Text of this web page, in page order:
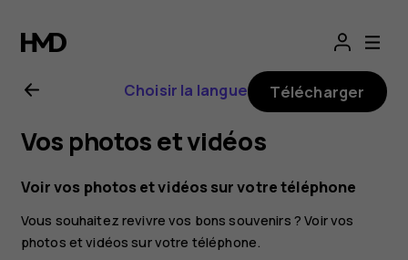
Guide
de
l'utilisateur
Nokia
8.1
Choisir la langue Télécharger
Vos photos et vidéos
Voir vos photos et vidéos sur votre téléphone
Vous souhaitez revivre vos bons souvenirs ? Voir vos
photos et vidéos sur votre téléphone.